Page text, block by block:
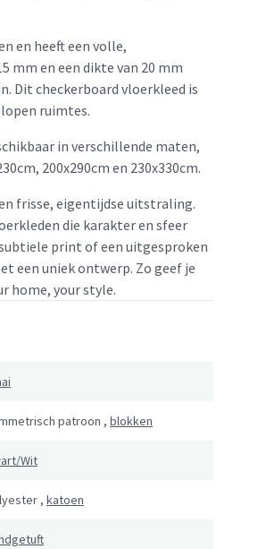
en heeft een volle,
mm en een dikte van 20 mm
Dit checkerboard vloerkleed is
ruimtes.
in verschillende maten,
200x290cm en 230x330cm.
frisse, eigentijdse uitstraling.
die karakter en sfeer
print of een uitgesproken
een uniek ontwerp. Zo geef je
home, your style.
patroon , blokken
Wit
, katoen